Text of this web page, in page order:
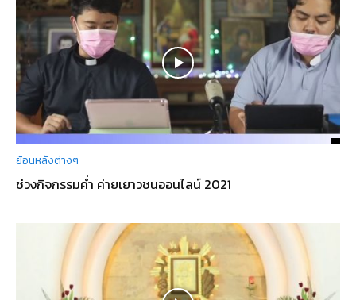
ย้อนหลังต่างๆ
ช่วงกิจกรรมค่ำ ค่ายเยาวชนออนไลน์ 2021